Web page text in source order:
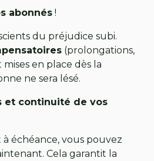
abonnés !
du préjudice subi.
(prolongations,
en place dès la
ne sera lésé.
et continuité de vos
échéance, vous pouvez
Cela garantit la
:
Malheureusement annulé
encaissé. Un report envisagé
des accords négociés avec
pour continuer à swinguer en
à l'extérieur 💚
repos forcé, nos joueurs, eux,
tenons à féliciter